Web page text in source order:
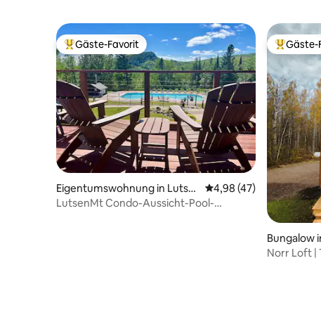
Beliebter Gäste-Favorit.
Gäste-Favorit
Eigentumswohnung in Lutse
n
Durchschnittliche
4,98 (47)
LutsenMt Condo-Aussicht-Pool-
Beliebter
Gäste-
Bungalow
Norr Loft |